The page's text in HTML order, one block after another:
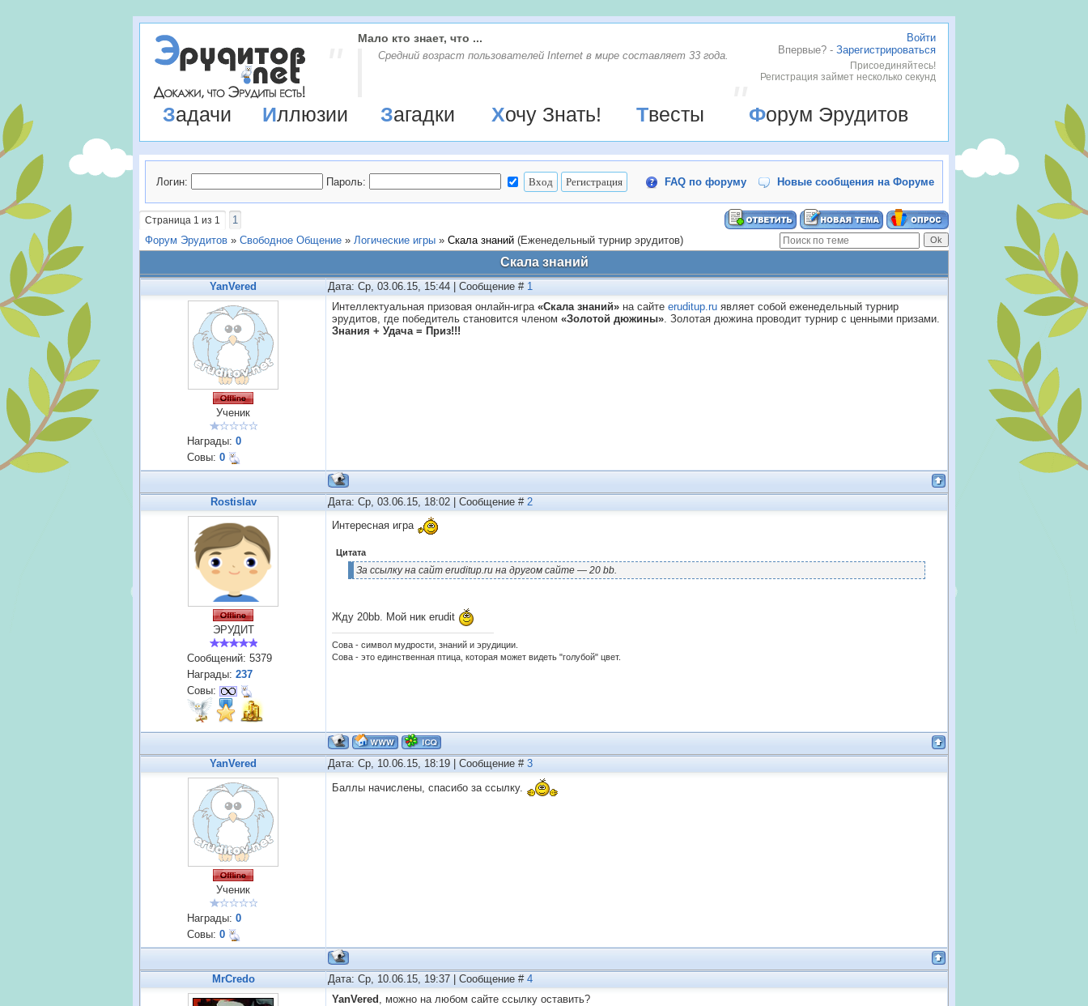
Войти
Впервые? - Зарегистрироваться
Присоединяйтесь!
Регистрация займет несколько секунд
Мало кто знает, что ...
Средний возраст пользователей Internet в мире составляет 33 года.
Задачи Иллюзии Загадки Хочу Знать! Твесты Форум Эрудитов
Логин: Пароль: FAQ по форуму Новые сообщения на Форуме
Страница 1 из 1
1
Форум Эрудитов » Свободное Общение » Логические игры » Скала знаний (Еженедельный турнир эрудитов)
Скала знаний
YanVered Дата: Ср, 03.06.15, 15:44 | Сообщение # 1
Ученик
Награды: 0
Совы: 0
Интеллектуальная призовая онлайн-игра «Скала знаний» на сайте eruditup.ru являет собой еженедельный турнир
эрудитов, где победитель становится членом «Золотой дюжины». Золотая дюжина проводит турнир с ценными призами.
Знания + Удача = Приз!!!
Rostislav Дата: Ср, 03.06.15, 18:02 | Сообщение # 2
ЭРУДИТ
Сообщений: 5379
Награды: 237
Совы:
Интересная игра
Цитата
За ссылку на сайт eruditup.ru на другом сайте — 20 bb.
Жду 20bb. Мой ник erudit
Сова - символ мудрости, знаний и эрудиции.
Сова - это единственная птица, которая может видеть "голубой" цвет.
YanVered Дата: Ср, 10.06.15, 18:19 | Сообщение # 3
Ученик
Награды: 0
Совы: 0
Баллы начислены, спасибо за ссылку.
MrCredo Дата: Ср, 10.06.15, 19:37 | Сообщение # 4
YanVered , можно на любом сайте ссылку оставить?